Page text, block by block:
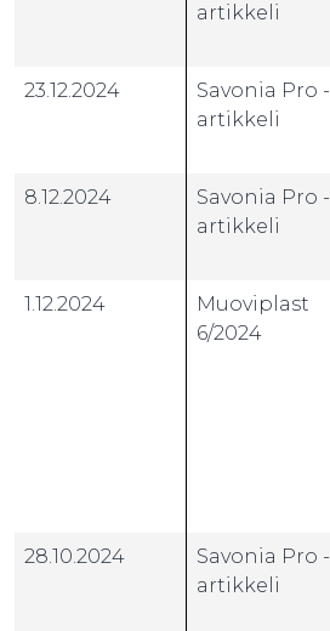
artikkeli
23.12.2024
Savonia Pro -
artikkeli
8.12.2024
Savonia Pro -
artikkeli
1.12.2024
Muoviplast
6/2024
28.10.2024
Savonia Pro -
artikkeli